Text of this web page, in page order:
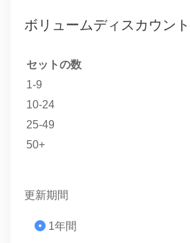
ボリュームディスカウン
セットの数
1-9
10-24
25-49
50+
更新期間
1年間